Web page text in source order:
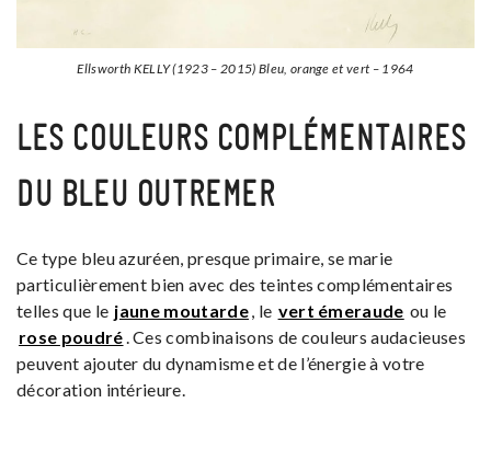
Ellsworth KELLY (1923 – 2015) Bleu, orange et vert – 1964
LES COULEURS COMPLÉMENTAIRES
DU BLEU OUTREMER
Ce type bleu azuréen, presque primaire, se marie
particulièrement bien avec des teintes complémentaires
telles que le jaune moutarde , le vert émeraude ou le
rose poudré . Ces combinaisons de couleurs audacieuses
peuvent ajouter du dynamisme et de l’énergie à votre
décoration intérieure.